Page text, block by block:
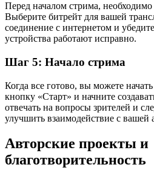
Перед началом стрима,
Выберите битрейт для вашей
соединение с интернетом и
устройства работают исправно.
Шаг 5: Начало стрима
Когда все готово, вы можете
кнопку «Старт» и начните
отвечать на вопросы зрителей и
улучшить взаимодействие с вашей
Авторские проекты и
благотворительность